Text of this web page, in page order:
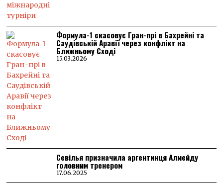
Формула-1 скасовує Гран-прі в Бахрейні та
Саудівській Аравії через конфлікт на
Ближньому Сході
15.03.2026
Севілья призначила аргентинця Алмейду
головним тренером
17.06.2025